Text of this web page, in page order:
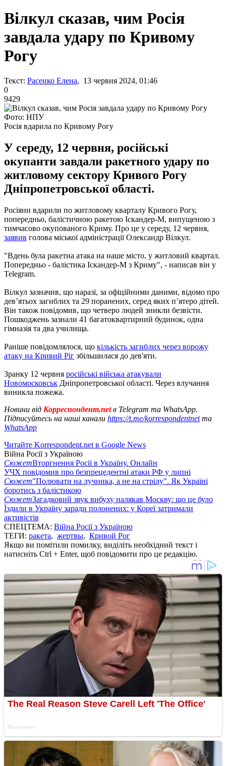
Вілкул сказав, чим Росія
завдала удару по Кривому
Рогу
Текст: Расенко Елена, 13 червня 2024, 01:46
0
9429
Фото: НПУ
Росія вдарила по Кривому Рогу
У середу, 12 червня, російські
окупанти завдали ракетного удару по
житловому сектору Кривого Рогу
Дніпропетровської області.
Росіяни вдарили по житловому кварталу Кривого Рогу,
попередньо, балістичною ракетою Іскандер-М, випущеною з
тимчасово окупованого Криму. Про це у середу, 12 червня,
заявив голова міської адміністрації Олександр Вілкул.
"Вдень була ракетна атака на наше місто, у житловий квартал.
Попередньо - балістика Іскандер-М з Криму", - написав він у
Telegram.
Вілкул зазначив, що наразі, за офіційними даними, відомо про
дев’ятьох загиблих та 29 поранених, серед яких п’ятеро дітей.
Він також повідомив, що четверо людей зникли безвісти.
Пошкоджень зазнали 41 багатоквартирний будинок, одна
гімназія та два училища.
Раніше повідомлялося, що кількість загиблих через ворожу
атаку на Кривий Ріг збільшилася до дев'яти.
Зранку 12 червня російські війська атакували
Новомосковськ Дніпропетровської області. Через влучання
виникла пожежа.
Новини від Корреспондент.netв Telegram та WhatsApp.
Підписуйтесь на наші канали https://t.me/korrespondentnetта
WhatsApp
Читайте Korrespondent.net в Google News
Війна Росії з Україною
СюжетВторгнення Росії в Україну. Онлайн
УЧХ повідомив про безпрецедентні атаки РФ у липні
Сюжет"Полювати на лучника, а не на стрілу". Як Україні
боротись з балістикою
СюжетЗагадковий звук вибуху налякав Москву: що це було
Їздили в Україну заради полонених: у Кореї затримали
активістів
СПЕЦТЕМА: Війна Росії з Україною
ТЕГИ: ракета, жертвы, Кривой Рог
Якщо ви помітили помилку, виділіть необхідний текст і
натисніть Ctrl + Enter, щоб повідомити про це редакцію.